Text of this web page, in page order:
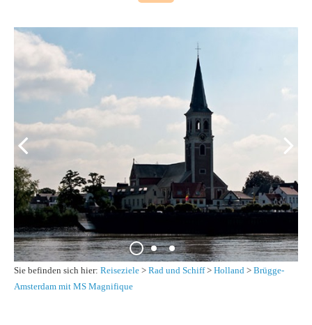
Sie befinden sich hier: Reiseziele > Rad und Schiff> Holland > Brügge-
Amsterdam mit MS Magnifique